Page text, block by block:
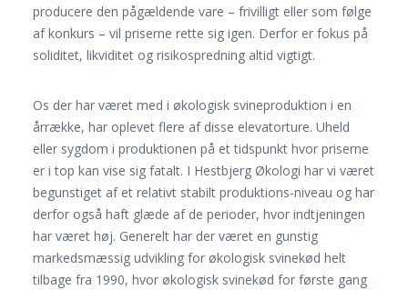
producere den pågældende vare – frivilligt eller som følge
af konkurs – vil priserne rette sig igen. Derfor er fokus på
soliditet, likviditet og risikospredning altid vigtigt.
Os der har været med i økologisk svineproduktion i en
årrække, har oplevet flere af disse elevatorture. Uheld
eller sygdom i produktionen på et tidspunkt hvor priserne
er i top kan vise sig fatalt. I Hestbjerg Økologi har vi været
begunstiget af et relativt stabilt produktions-niveau og har
derfor også haft glæde af de perioder, hvor indtjeningen
har været høj. Generelt har der været en gunstig
markedsmæssig udvikling for økologisk svinekød helt
tilbage fra 1990, hvor økologisk svinekød for første gang